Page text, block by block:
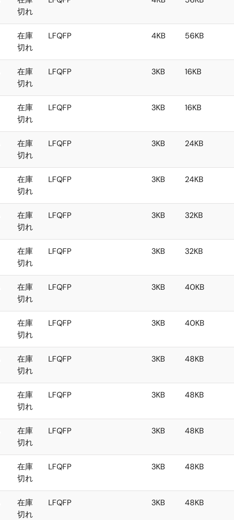
切れ
在庫
切れ
LFQFP 4KB 56KB
在庫
切れ
LFQFP 3KB 16KB
在庫
切れ
LFQFP 3KB 16KB
在庫
切れ
LFQFP 3KB 24KB
在庫
切れ
LFQFP 3KB 24KB
在庫
切れ
LFQFP 3KB 32KB
在庫
切れ
LFQFP 3KB 32KB
在庫
切れ
LFQFP 3KB 40KB
在庫
切れ
LFQFP 3KB 40KB
在庫
切れ
LFQFP 3KB 48KB
在庫
切れ
LFQFP 3KB 48KB
在庫
切れ
LFQFP 3KB 48KB
在庫
切れ
LFQFP 3KB 48KB
在庫
切れ
LFQFP 3KB 48KB